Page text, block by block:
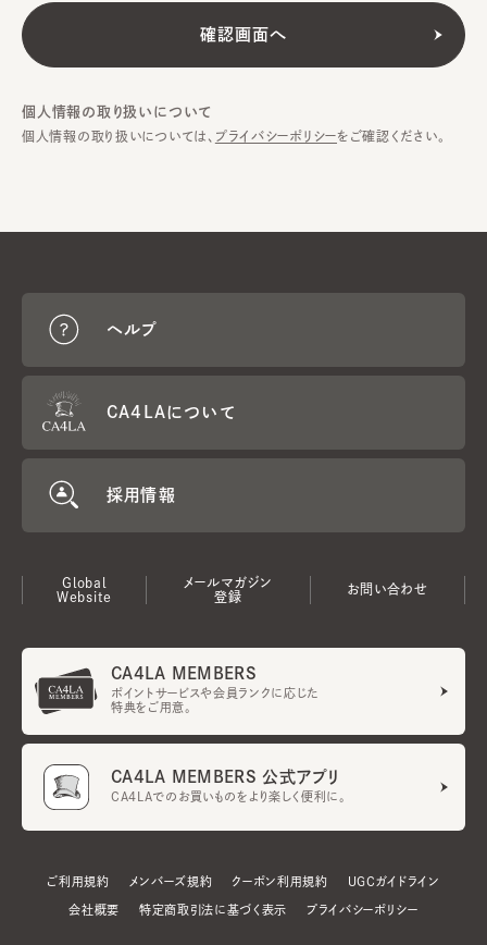
個人情報の取り扱いについて
個人情報の取り扱いについては、 プライバシーポリシーをご確認ください。
ヘルプ
CA4LAについて
採用情報
Global
Website
メールマガジン
登録
お問い合わせ
CA4LA MEMBERS
ポイントサービスや会員ランクに応じた
特典をご用意。
CA4LA MEMBERS 公式アプリ
CA4LAでのお買いものをより楽しく便利に。
ご利用規約 メンバーズ規約 クーポン利用規約 UGCガイドライン
会社概要 特定商取引法に基づく表示 プライバシーポリシー